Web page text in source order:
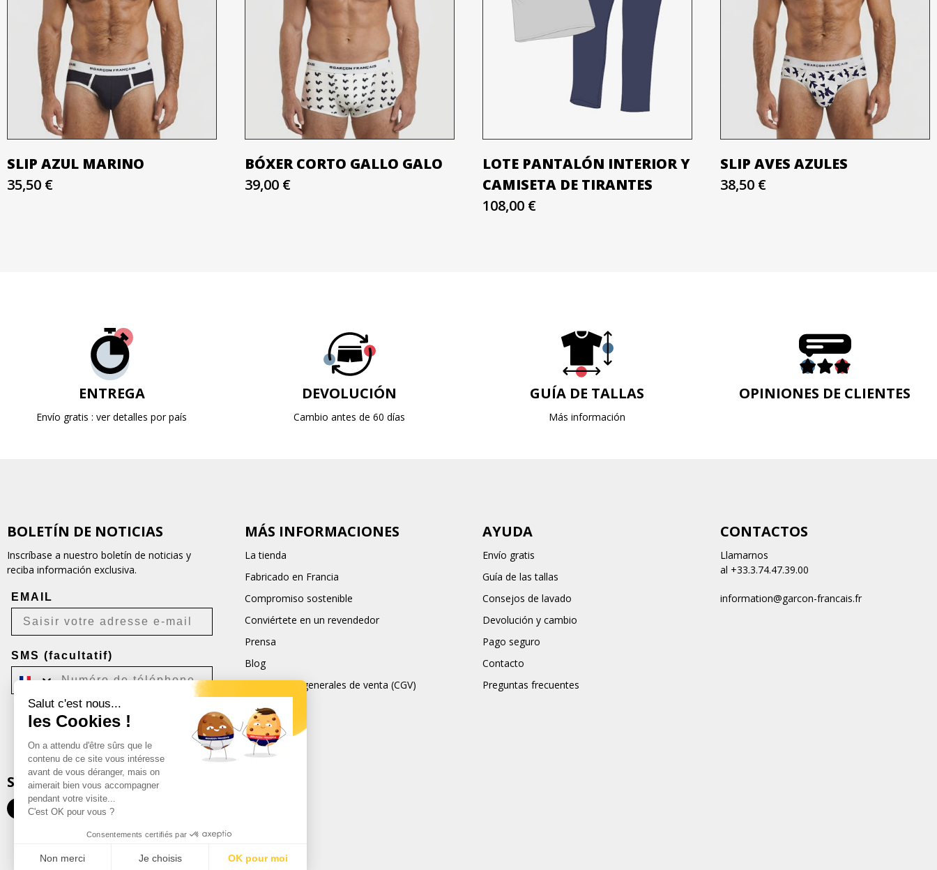
SLIP AZUL MARINO
35,50 €
BÓXER CORTO GALLO GALO
39,00 €
LOTE PANTALÓN INTERIOR Y
CAMISETA DE TIRANTES
108,00 €
SLIP AVES AZULES
38,50 €
ENTREGA
Envío gratis : ver detalles por país
DEVOLUCIÓN
Cambio antes de 60 días
GUÍA DE TALLAS
Más información
OPINIONES DE CLIENTES
BOLETÍN DE NOTICIAS
Inscríbase a nuestro boletín de noticias y
reciba información exclusiva.
EMAIL
SMS (facultatif)
Je m'inscris
Désabonnement possible à tout moment.
SEGUIRNOS
MÁS INFORMACIONES
La tienda
Fabricado en Francia
Compromiso sostenible
Conviértete en un revendedor
Prensa
Blog
Condiciones generales de venta (CGV)
CGU
AYUDA
Envío gratis
Guía de las tallas
Consejos de lavado
Devolución y cambio
Pago seguro
Contacto
Preguntas frecuentes
CONTACTOS
Llamarnos
al +33.3.74.47.39.00
information@garcon-francais.fr
Salut c'est nous...
les Cookies !
On a attendu d'être sûrs que le
contenu de ce site vous intéresse
avant de vous déranger, mais on
aimerait bien vous accompagner
pendant votre visite...
C'est OK pour vous ?
Consentements certifiés par
Non merci Je choisis OK pour moi